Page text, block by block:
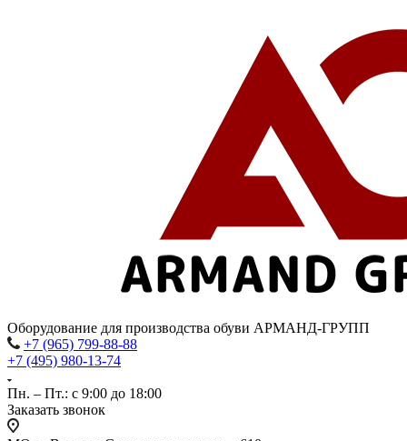
Оборудование для производства обуви АРМАНД-ГРУПП
+7 (965) 799-88-88
+7 (495) 980-13-74
Пн. – Пт.: с 9:00 до 18:00
Заказать звонок